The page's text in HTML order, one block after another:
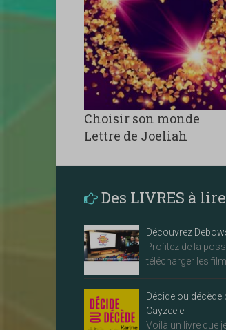
Choisir son monde
Lettre de Joeliah
Des LIVRES à
Découvrez
Profitez de la
télécharger les
Décide ou décède
Cayzeele
Voilà un livre que